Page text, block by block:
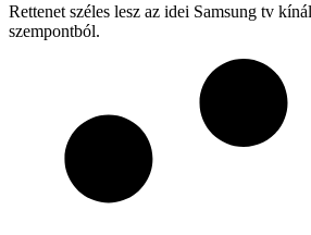
Rettenet széles lesz az idei Samsung tv
szempontból.